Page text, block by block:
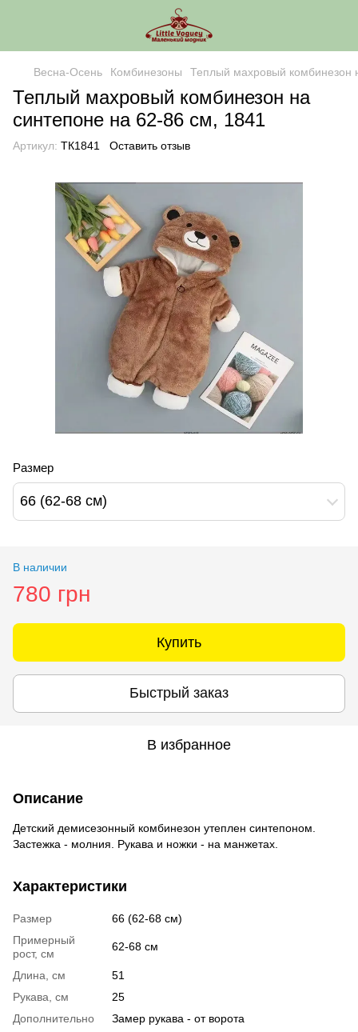
Весна-Осень Комбинезоны Теплый махровый комбинезон
Теплый махровый комбинезон на
синтепоне на 62-86 см, 1841
Артикул: ТК1841 Оставить отзыв
Размер
66 (62-68 см)
В наличии
780 грн
Купить
Быстрый заказ
В избранное
Описание
Детский демисезонный комбинезон утеплен синтепоном.
Застежка - молния. Рукава и ножки - на манжетах.
Характеристики
Размер
66 (62-68 см)
Примерный
рост, см
62-68 см
Длина, см
51
Рукава, см
25
Дополнительно
Замер рукава - от ворота